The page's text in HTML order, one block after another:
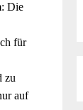
Die
für
zu
auf